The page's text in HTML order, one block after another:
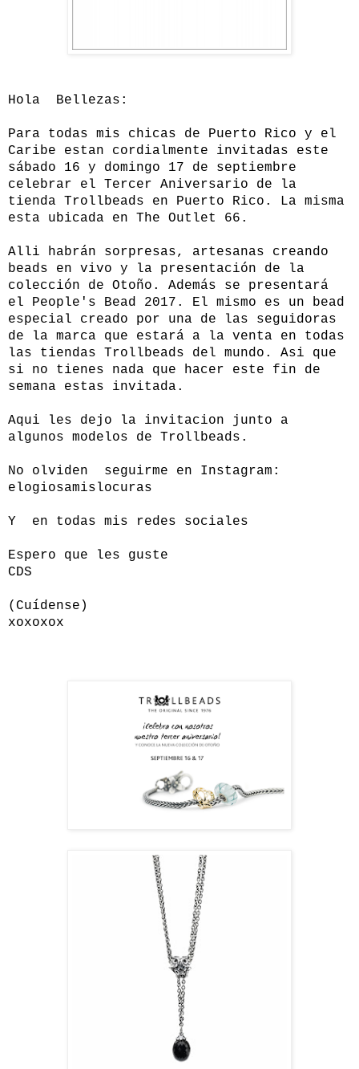
Hola Bellezas:
Para todas mis chicas de Puerto Rico y el
Caribe estan cordialmente invitadas este
sábado 16 y domingo 17 de septiembre
celebrar el Tercer Aniversario de la
tienda Trollbeads en Puerto Rico. La misma
esta ubicada en The Outlet 66.
Alli habrán sorpresas, artesanas creando
beads en vivo y la presentación de la
colección de Otoño. Además se presentará
el People's Bead 2017. El mismo es un bead
especial creado por una de las seguidoras
de la marca que estará a la venta en todas
las tiendas Trollbeads del mundo. Asi que
si no tienes nada que hacer este fin de
semana estas invitada.
Aqui les dejo la invitacion junto a
algunos modelos de Trollbeads.
No olviden seguirme en Instagram:
elogiosamislocuras
Y en todas mis redes sociales
Espero que les guste
CDS
(Cuídense)
xoxoxox